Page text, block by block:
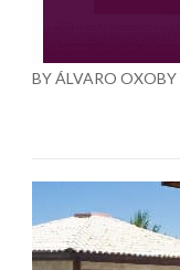
BY ÁLVARO OXOBY